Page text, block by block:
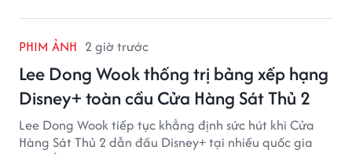
PHIM ẢNH 2 giờ trước
Lee Dong Wook thống trị bảng xếp hạng
Disney+ toàn cầu Cửa Hàng Sát Thủ 2
Lee Dong Wook tiếp tục khẳng định sức hút khi Cửa
Hàng Sát Thủ 2 dẫn đầu Disney+ tại nhiều quốc gia